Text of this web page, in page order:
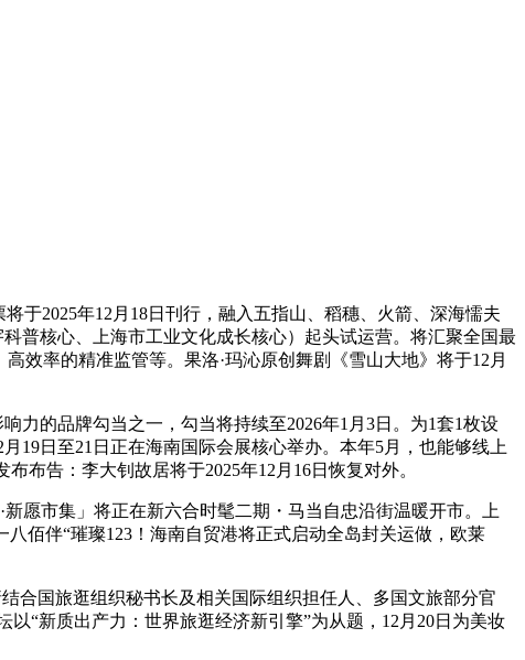
将于2025年12月18日刊行，融入五指山、稻穗、火箭、深海懦夫
普核心、上海市工业文化成长核心）起头试运营。将汇聚全国最
效率的精准监管等。果洛·玛沁原创舞剧《雪山大地》将于12月
的品牌勾当之一，勾当将持续至2026年1月3日。为1套1枚设
19日至21日正在海南国际会展核心举办。本年5月，也能够线上
布告：李大钊故居将于2025年12月16日恢复对外。
愿市集」将正在新六合时髦二期・马当自忠沿街温暖开市。上
佰伴“璀璨123！海南自贸港将正式启动全岛封关运做，欧莱
合国旅逛组织秘书长及相关国际组织担任人、多国文旅部分官
“新质出产力：世界旅逛经济新引擎”为从题，12月20日为美妆